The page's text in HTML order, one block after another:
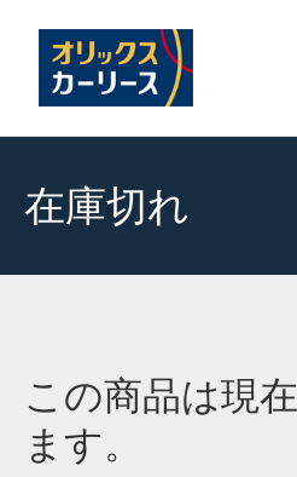
在庫切れ
この商品は現
ます。